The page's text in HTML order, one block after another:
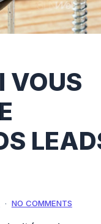
VOUS
NO COMMENTS